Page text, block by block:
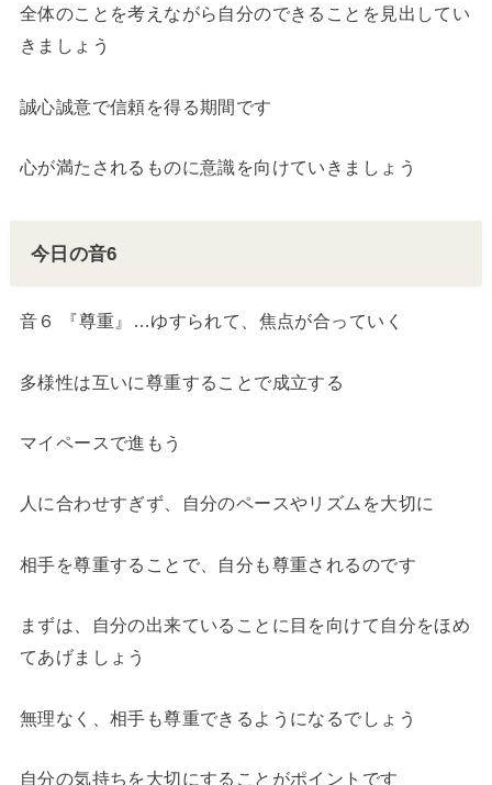
全体のことを考えながら自分のできることを見出してい
きましょう
誠心誠意で信頼を得る期間です
心が満たされるものに意識を向けていきましょう
今日の音6
音６ 『尊重』…ゆすられて、焦点が合っていく
多様性は互いに尊重することで成立する
マイペースで進もう
人に合わせすぎず、自分のペースやリズムを大切に
相手を尊重することで、自分も尊重されるのです
まずは、自分の出来ていることに目を向けて自分をほめ
てあげましょう
無理なく、相手も尊重できるようになるでしょう
自分の気持ちを大切にすることがポイントです